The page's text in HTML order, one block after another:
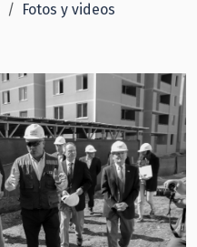
Fotos y videos